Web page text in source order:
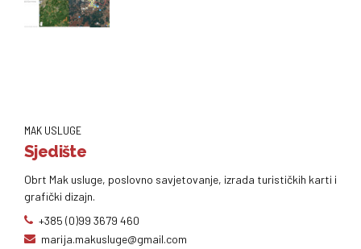
MAK USLUGE
Sjedište
Obrt Mak usluge, poslovno savjetovanje, izrada turističkih karti i
grafički dizajn.
+385 (0)99 3679 460
marija.makusluge@gmail.com